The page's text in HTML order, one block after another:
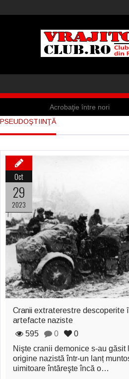
Acrobaţie între nori
Iisus a apărut într-
Vrăjitoare
zburătoare în Mexic
Magia în Thailanda
Madona lacrimilor
din Siracusa
Uimitoarea viaţă a
Teresei Neumann
Derba, un oraş
misterios vizitat şi
PSEUDOŞTIINŢĂ
Oct
29
2023
Cranii extraterestre descoperite
artefacte naziste
595
0
0
Nişte cranii demonice s-au găsit
origine nazistă într-un lanț
uimitoare întăreşte încă o…